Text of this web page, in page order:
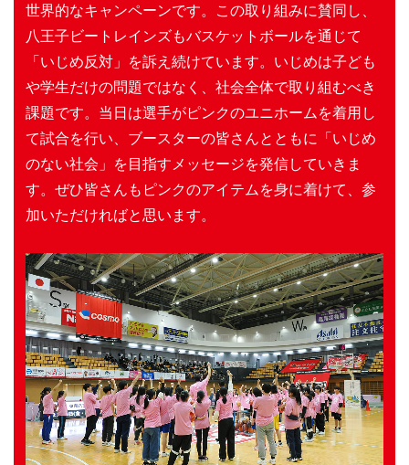
世界的なキャンペーンです。この取り組みに賛同し、
八王子ビートレインズもバスケットボールを通じて
「いじめ反対」を訴え続けています。いじめは子ども
や学生だけの問題ではなく、社会全体で取り組むべき
課題です。当日は選手がピンクのユニホームを着用し
て試合を行い、ブースターの皆さんとともに「いじめ
のない社会」を目指すメッセージを発信していきま
す。ぜひ皆さんもピンクのアイテムを身に着けて、参
加いただければと思います。